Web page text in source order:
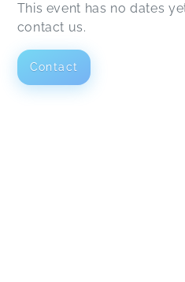
This event has no dates
contact us.
Contact